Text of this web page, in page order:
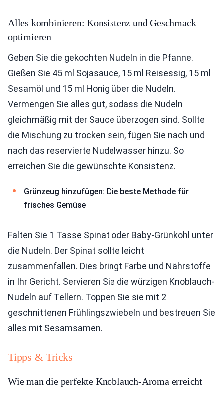
Alles kombinieren: Konsistenz und Geschmack
optimieren
Geben Sie die gekochten Nudeln in die Pfanne.
Gießen Sie 45 ml Sojasauce, 15 ml Reisessig, 15 ml
Sesamöl und 15 ml Honig über die Nudeln.
Vermengen Sie alles gut, sodass die Nudeln
gleichmäßig mit der Sauce überzogen sind. Sollte
die Mischung zu trocken sein, fügen Sie nach und
nach das reservierte Nudelwasser hinzu. So
erreichen Sie die gewünschte Konsistenz.
Grünzeug hinzufügen: Die beste Methode für
frisches Gemüse
Falten Sie 1 Tasse Spinat oder Baby-Grünkohl unter
die Nudeln. Der Spinat sollte leicht
zusammenfallen. Dies bringt Farbe und Nährstoffe
in Ihr Gericht. Servieren Sie die würzigen Knoblauch-
Nudeln auf Tellern. Toppen Sie sie mit 2
geschnittenen Frühlingszwiebeln und bestreuen Sie
alles mit Sesamsamen.
Tipps & Tricks
Wie man die perfekte Knoblauch-Aroma erreicht